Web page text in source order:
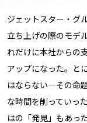
ジェットスター・グ
立ち上げの際のモデ
れだけに本社からの
アップになった。と
はならない―その命
な時間を削っていっ
はの「発見」もあっ